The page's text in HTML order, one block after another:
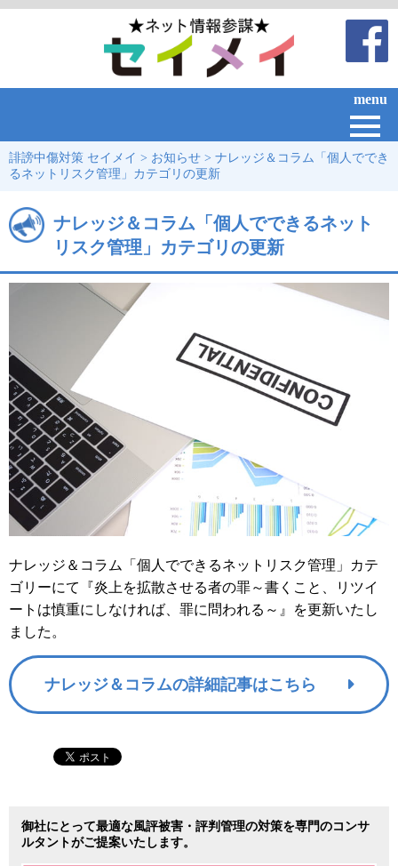
menu
誹謗中傷対策 セイメイ > お知らせ > ナレッジ＆コラム「個人ででき
るネットリスク管理」カテゴリの更新
ナレッジ＆コラム「個人でできるネット
リスク管理」カテゴリの更新
ナレッジ＆コラム「個人でできるネットリスク管理」カテ
ゴリーにて『炎上を拡散させる者の罪～書くこと、リツイ
ートは慎重にしなければ、罪に問われる～』を更新いたし
ました。
ナレッジ＆コラムの詳細記事はこちら
御社にとって最適な風評被害・評判管理の対策を専門のコンサ
ルタントがご提案いたします。